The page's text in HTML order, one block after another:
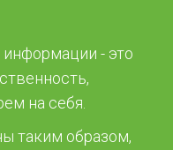
- это
на себя.
таким образом,